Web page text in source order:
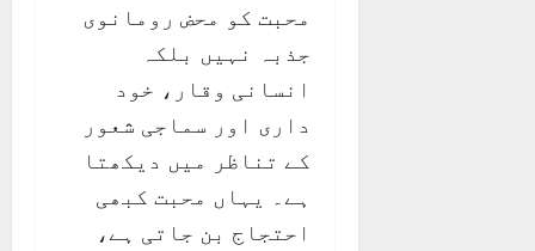
محبت کو محض رومانوی
جذبہ نہیں بلکہ
انسانی وقار، خود
داری اور سماجی شعور
کے تناظر میں دیکھتا
ہے۔ یہاں محبت کبھی
احتجاج بن جاتی ہے،